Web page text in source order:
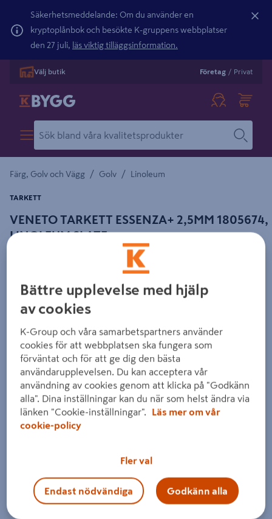
Säkerhetsmeddelande: Om du använder en
kryptoplånbok och besökte K-gruppens webbplatser
den 27 juli, läs viktig tilläggsinformation.
Välj butik Företag / Privat
Färg, Golv och Vägg / Golv / Linoleum
VENETO TARKETT ESSENZA+ 2,5MM 1805674,
LINOLEUM SLATE
TARKETT
Detaljerad beskrivning finns i produktbeskrivningsområdet
Föregående
Bättre upplevelse med hjälp
av cookies
K-Group och våra samarbetspartners använder
cookies för att webbplatsen ska fungera som
förväntat och för att ge dig den bästa
användarupplevelsen. Du kan acceptera vår
användning av cookies genom att klicka på "Godkänn
alla". Dina inställningar kan du när som helst ändra via
länken "Cookie-inställningar".
Läs mer om vår
cookie-policy
Fler val
Endast nödvändiga Godkänn alla